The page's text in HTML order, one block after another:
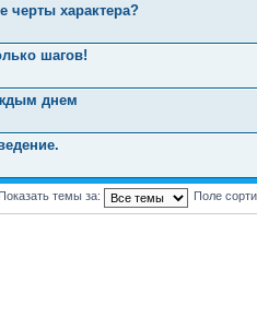
черты характера?
шагов!
днем
Показать темы за: Поле